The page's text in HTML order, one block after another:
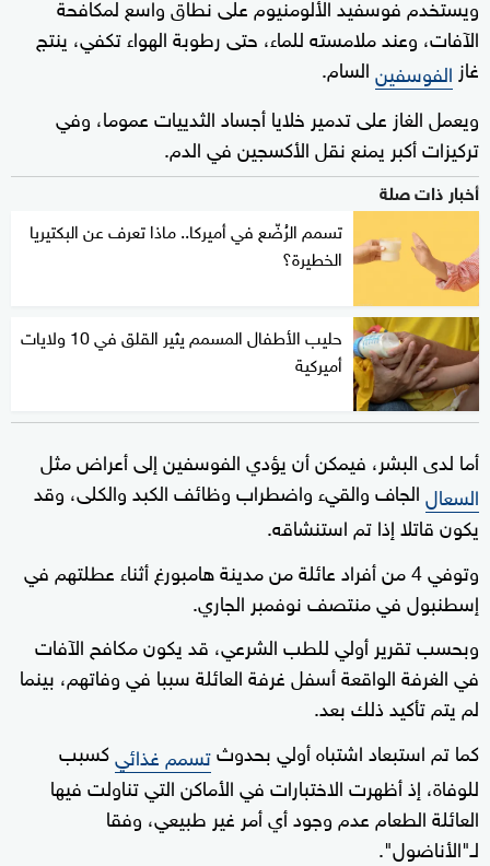
الآفات، وعند ملامسته للماء، حتى رطوبة الهواء تكفي، ينتج
غاز الفوسفينالسام.
ويعمل الغاز على تدمير خلايا أجساد الثدييات عموما، وفي
تركيزات أكبر يمنع نقل الأكسجين في الدم.
أخبار ذات صلة
تسمم الرُضّع في أميركا.. ماذا تعرف عن البكتيريا
الخطيرة؟
حليب الأطفال المسمم يثير القلق في 10 ولايات
أميركية
أما لدى البشر، فيمكن أن يؤدي الفوسفين إلى أعراض مثل
السعالالجاف والقيء واضطراب وظائف الكبد والكلى، وقد
يكون قاتلا إذا تم استنشاقه.
وتوفي 4 من أفراد عائلة من مدينة هامبورغ أثناء عطلتهم في
إسطنبول في منتصف نوفمبر الجاري.
وبحسب تقرير أولي للطب الشرعي، قد يكون مكافح الآفات
في الغرفة الواقعة أسفل غرفة العائلة سببا في وفاتهم، بينما
لم يتم تأكيد ذلك بعد.
كما تم استبعاد اشتباه أولي بحدوثتسمم غذائيكسبب
للوفاة، إذ أظهرت الاختبارات في الأماكن التي تناولت فيها
العائلة الطعام عدم وجود أي أمر غير طبيعي، وفقا
لـ"الأناضول".